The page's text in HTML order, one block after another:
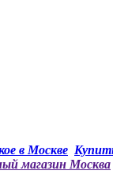
в Москве
магазин Москва